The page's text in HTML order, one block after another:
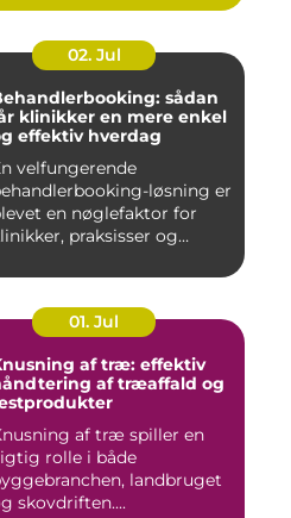
02. Jul
sådan
klinikker en mere enkel
effektiv hverdag
velfungerende
løsning er
en nøglefaktor for
praksisser og
01. Jul
af træ: effektiv
af træaffald og
af træ spiller en
rolle i både
landbruget
skovdriften....